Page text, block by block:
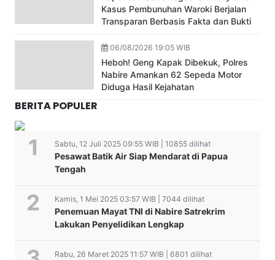
Kasus Pembunuhan Waroki Berjalan
Transparan Berbasis Fakta dan Bukti
06/08/2026 19:05 WIB
Heboh! Geng Kapak Dibekuk, Polres
Nabire Amankan 62 Sepeda Motor
Diduga Hasil Kejahatan
BERITA POPULER
Sabtu, 12 Juli 2025 09:55 WIB | 10855 dilihat
Pesawat Batik Air Siap Mendarat di Papua
Tengah
Kamis, 1 Mei 2025 03:57 WIB | 7044 dilihat
Penemuan Mayat TNI di Nabire Satrekrim
Lakukan Penyelidikan Lengkap
Rabu, 26 Maret 2025 11:57 WIB | 6801 dilihat